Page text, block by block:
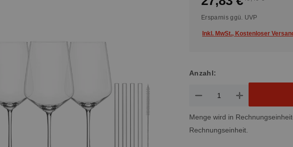
Ersparnis ggü. UVP
Inkl. MwSt., Kostenloser
Anzahl:
Menge wird in
Rechnungseinheit.